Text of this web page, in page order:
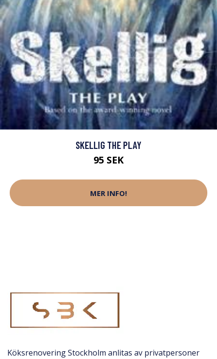
SKELLIG THE PLAY
95 SEK
MER INFO!
Köksrenovering Stockholm anlitas av privatpersoner